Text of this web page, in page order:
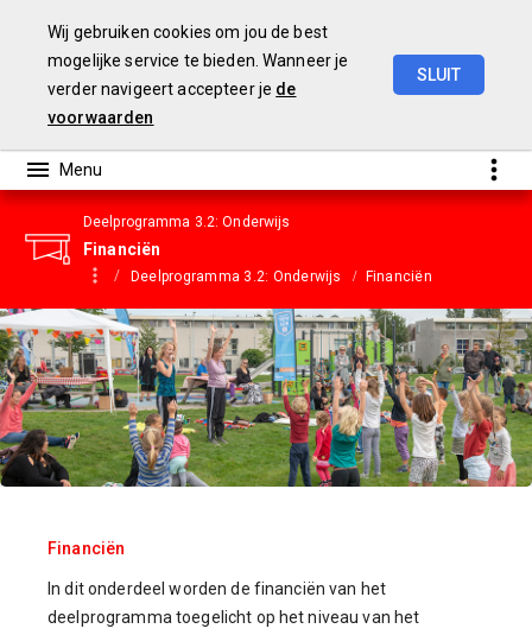
Wij gebruiken cookies om jou de best
mogelijke service te bieden. Wanneer je
verder navigeert accepteer je de
voorwaarden
SLUIT
Deelprogramma 3.2: Onderwijs
Financiën
Deelprogramma 3.2: Onderwijs Financiën
Financiën
In dit onderdeel worden de financiën van het
deelprogramma toegelicht op het niveau van het